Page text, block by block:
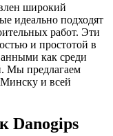
широкий
идеально подходят
работ. Эти
и простотой в
как среди
Мы предлагаем
и всей
Danogips